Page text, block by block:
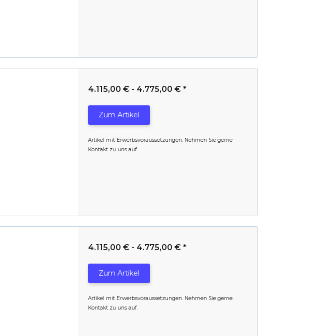
4.115,00 € - 4.775,00 € *
Zum Artikel
Artikel mit Erwerbsvoraussetzungen. Nehmen Sie gerne
Kontakt zu uns auf.
4.115,00 € - 4.775,00 € *
Zum Artikel
Artikel mit Erwerbsvoraussetzungen. Nehmen Sie gerne
Kontakt zu uns auf.